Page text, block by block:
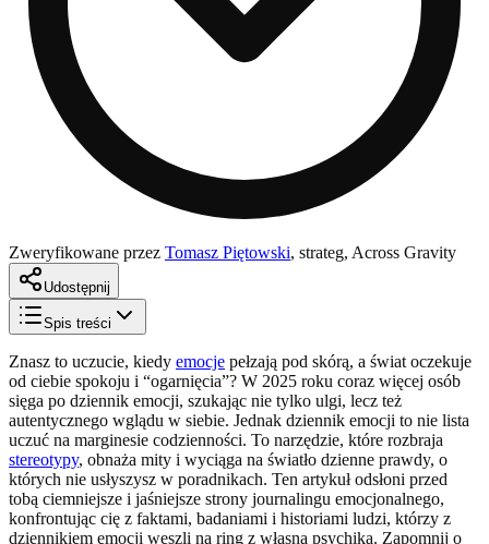
Zweryfikowane przez Tomasz Piętowski, strateg, Across Gravity
Udostępnij
Spis treści
Znasz to uczucie, kiedy emocje pełzają pod skórą, a świat oczekuje
od ciebie spokoju i “ogarnięcia”? W 2025 roku coraz więcej osób
sięga po dziennik emocji, szukając nie tylko ulgi, lecz też
autentycznego wglądu w siebie. Jednak dziennik emocji to nie lista
uczuć na marginesie codzienności. To narzędzie, które rozbraja
stereotypy, obnaża mity i wyciąga na światło dzienne prawdy, o
których nie usłyszysz w poradnikach. Ten artykuł odsłoni przed
tobą ciemniejsze i jaśniejsze strony journalingu emocjonalnego,
konfrontując cię z faktami, badaniami i historiami ludzi, którzy z
dziennikiem emocji weszli na ring z własną psychiką. Zapomnij o